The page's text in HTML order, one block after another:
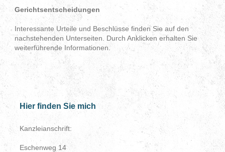
Gerichtsentscheidungen
Interessante Urteile und Beschlüsse finden Sie auf den
nachstehenden Unterseiten. Durch Anklicken erhalten Sie
weiterführende Informationen.
Hier finden Sie mich
Kanzleianschrift:
Eschenweg 14